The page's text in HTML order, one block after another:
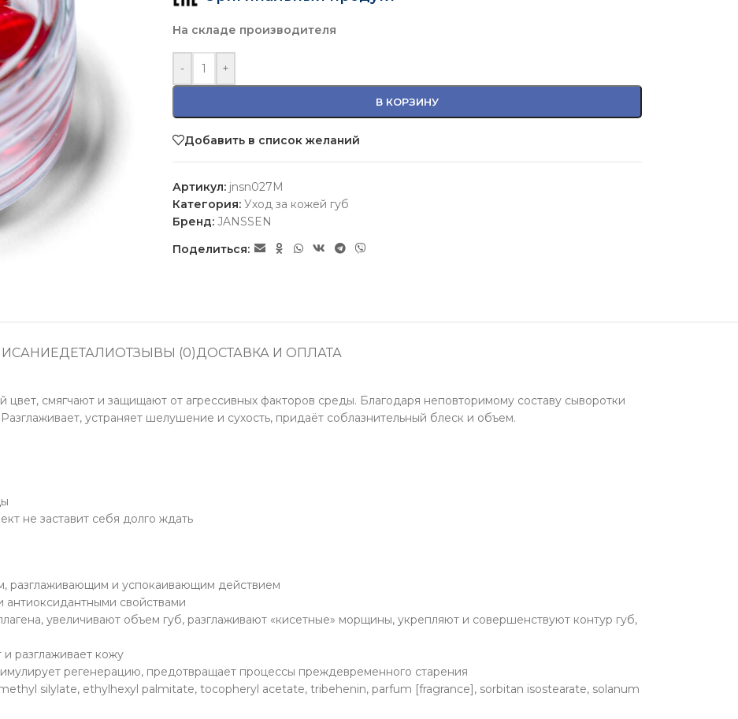
На складе производителя
- +
В КОРЗИНУ
Добавить в список желаний
Артикул: jnsn027M
Категория: Уход за кожей губ
Бренд: JANSSEN
Поделиться:
ДЕТАЛИОТЗЫВЫ (0)ДОСТАВКА И ОПЛАТА
смягчают и защищают от агрессивных факторов среды. Благодаря неповторимому составу сыворотки
устраняет шелушение и сухость, придаёт соблазнительный блеск и объем.
не заставит себя долго ждать
разглаживающим и успокаивающим действием
свойствами
увеличивают объем губ, разглаживают «кисетные» морщины, укрепляют и совершенствуют контур губ,
разглаживает кожу
регенерацию, предотвращает процессы преждевременного старения
silylate, ethylhexyl palmitate, tocopheryl acetate, tribehenin, parfum [fragrance], sorbitan isostearate, solanum